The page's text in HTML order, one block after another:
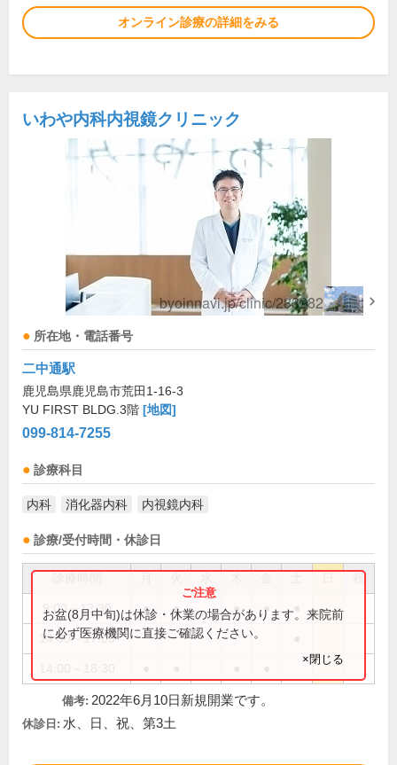
オンライン診療の詳細をみる
いわや内科内視鏡クリニック
所在地・電話番号
二中通駅
鹿児島県鹿児島市荒田1-16-3
YU FIRST BLDG.3階 [地図]
099-814-7255
診療科目
内科 消化器内科 内視鏡内科
診療/受付時間・休診日
祝
9:00～12:30 ● ● ● ●
14:00～17:00
お盆(8月中旬)は休診・休業の場合があります。来院前
に必ず医療機関に直接ご確認ください。
×閉じる
備考: 2022年6月10日新規開業です。
休診日: 水、日、祝、第3土